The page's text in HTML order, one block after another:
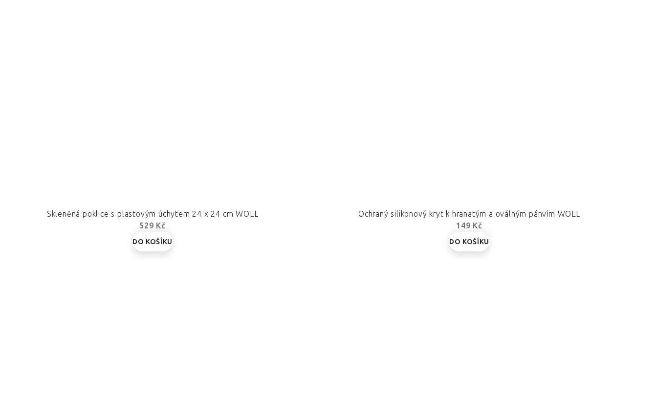
Skleněná poklice s plastovým úchytem 24 x 24 cm WOLL
529 Kč
DO KOŠÍKU
Ochraný silikonový kryt k hranatým a oválným pánvím WOLL
149 Kč
DO KOŠÍKU